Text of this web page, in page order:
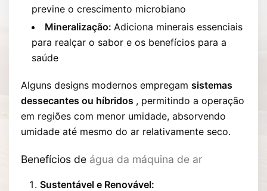
previne o crescimento microbiano
Mineralização: Adiciona minerais essenciais
para realçar o sabor e os benefícios para a
saúde
Alguns designs modernos empregam sistemas
dessecantes ou híbridos , permitindo a operação
em regiões com menor umidade, absorvendo
umidade até mesmo do ar relativamente seco.
Benefícios de água da máquina de ar
Sustentável e Renovável: